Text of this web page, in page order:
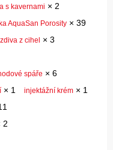
s kavernami × 2
AquaSan Porosity × 39
z cihel × 3
spáře × 6
× 1 injektážní krém × 1
2